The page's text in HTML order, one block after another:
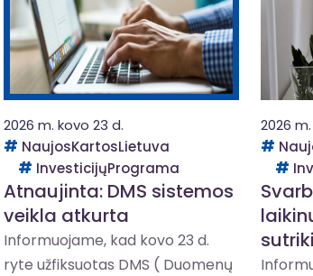
2026 m. kovo 23 d.
NaujosKartosLietuva
InvesticijųPrograma
Atnaujinta: DMS sistemos
veikla atkurta
Informuojame, kad kovo 23 d.
ryte užfiksuotas DMS ( Duomenų
2026